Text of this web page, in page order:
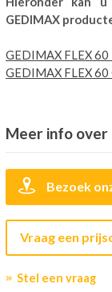
GEDIMAX
GEDIMAX FLEX
GEDIMAX FLEX 60
Meer info over
Bezoek
Vraag een
Stel een vraag